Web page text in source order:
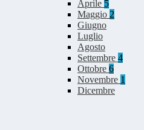
Aprile 5
Maggio 2
Giugno
Luglio
Agosto
Settembre 4
Ottobre 6
Novembre 1
Dicembre